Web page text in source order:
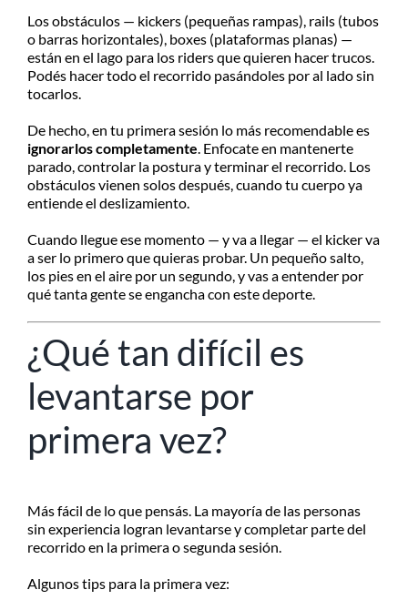
Los obstáculos — kickers (pequeñas rampas), rails (tubos
o barras horizontales), boxes (plataformas planas) —
están en el lago para los riders que quieren hacer trucos.
Podés hacer todo el recorrido pasándoles por al lado sin
tocarlos.
De hecho, en tu primera sesión lo más recomendable es
ignorarlos completamente. Enfocate en mantenerte
parado, controlar la postura y terminar el recorrido. Los
obstáculos vienen solos después, cuando tu cuerpo ya
entiende el deslizamiento.
Cuando llegue ese momento — y va a llegar — el kicker va
a ser lo primero que quieras probar. Un pequeño salto,
los pies en el aire por un segundo, y vas a entender por
qué tanta gente se engancha con este deporte.
¿Qué tan difícil es
levantarse por
primera vez?
Más fácil de lo que pensás. La mayoría de las personas
sin experiencia logran levantarse y completar parte del
recorrido en la primera o segunda sesión.
Algunos tips para la primera vez: